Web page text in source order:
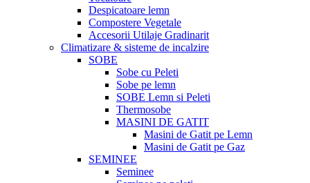
Despicatoare lemn
Compostere Vegetale
Accesorii Utilaje Gradinarit
Climatizare & sisteme de incalzire
SOBE
Sobe cu Peleti
Sobe pe lemn
SOBE Lemn si Peleti
Thermosobe
MASINI DE GATIT
Masini de Gatit pe Lemn
Masini de Gatit pe Gaz
SEMINEE
Seminee